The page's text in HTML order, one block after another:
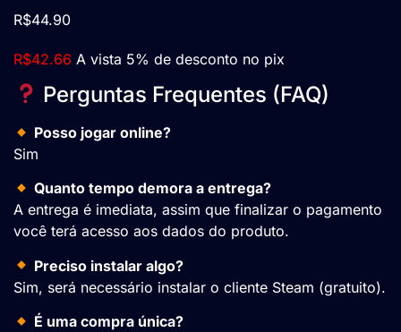
R$44.90
R$42.66 A vista 5% de desconto no pix
Perguntas Frequentes (FAQ)
Posso jogar online?
Sim
Quanto tempo demora a entrega?
A entrega é imediata, assim que finalizar o pagamento
você terá acesso aos dados do produto.
Preciso instalar algo?
Sim, será necessário instalar o cliente Steam (gratuito).
É uma compra única?